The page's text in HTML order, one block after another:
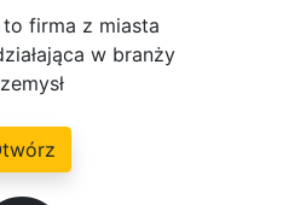
firma z miasta
w branży